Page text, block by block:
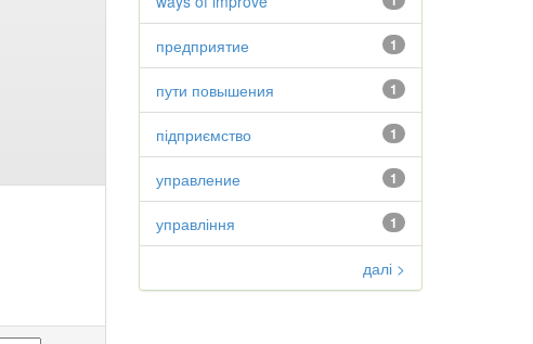
1
предприятие
1
пути повышения
1
підприємство
1
управление
1
управління
далі >